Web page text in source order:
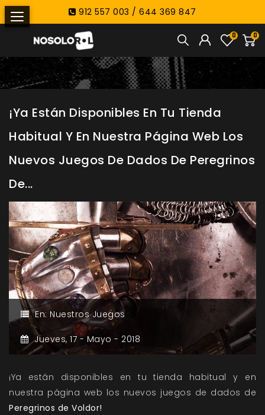
912 557 003 / 644 369 847
0
0
¡Ya Están Disponibles En Tu Tienda
Habitual Y En Nuestra Página Web Los
Nuevos Juegos De Dados De Peregrinos
De...
En: Nuestros Juegos
Jueves, 17 - Mayo - 2018
¡Ya están disponibles en tu tienda habitual y en
nuestra página web los nuevos juegos de dados de
Peregrinos de Voldor!